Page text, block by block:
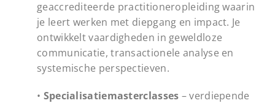
geaccrediteerde practitioneropleiding waarin
je leert werken met diepgang en impact. Je
ontwikkelt vaardigheden in geweldloze
communicatie, transactionele analyse en
systemische perspectieven.
• Specialisatiemasterclasses – verdiepende